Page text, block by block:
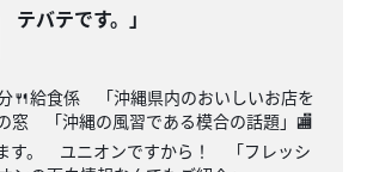
テバテです。」
🍴給食係 「沖縄県内のおいしいお店を
窓 「沖縄の風習である模合の話題」🏬
す。 ユニオンですから！ 「フレッシ